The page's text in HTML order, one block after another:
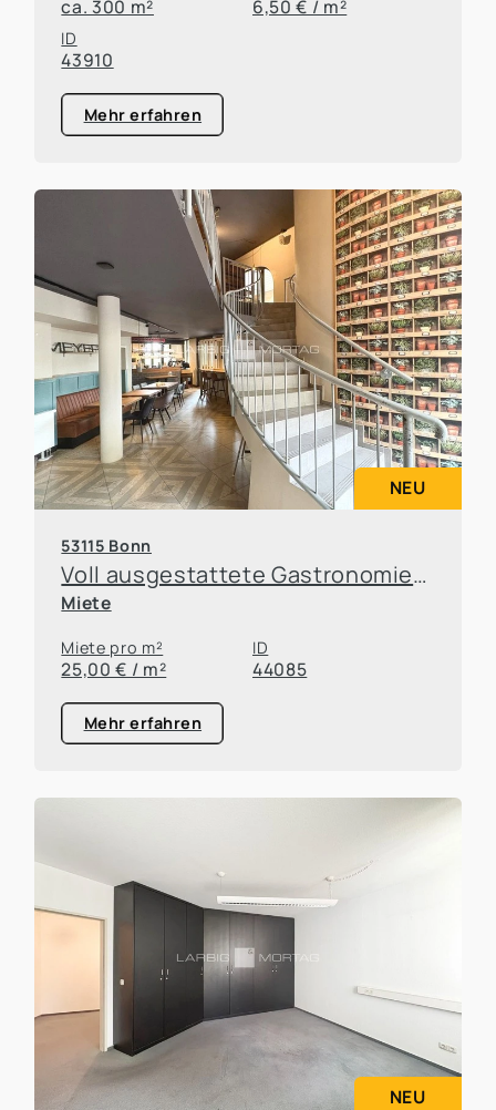
ca. 300 m² 6,50 € / m²
ID
43910
Mehr erfahren
NEU
53115 Bonn
Voll ausgestattete Gastronomiefläche in Top-Lage von Bonn-Poppelsdorf
Miete
Miete pro m²
25,00 € / m²
ID
44085
Mehr erfahren
NEU